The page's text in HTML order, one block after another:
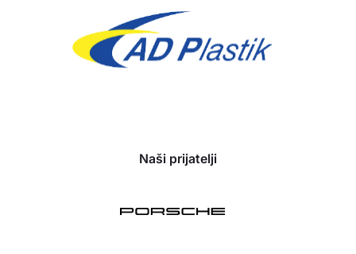
Naši prijatelji